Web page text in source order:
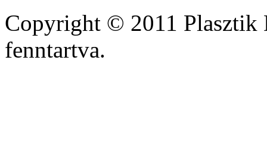
Copyright © 2011
fenntartva.